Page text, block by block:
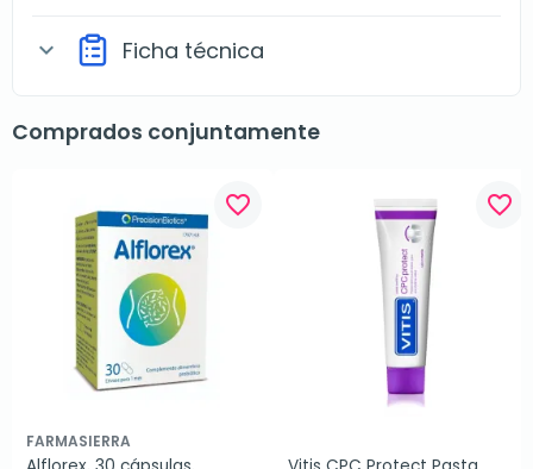
expand_more Ficha técnica
Comprados conjuntamente
favorite_border
FARMASIERRA
favorite_border